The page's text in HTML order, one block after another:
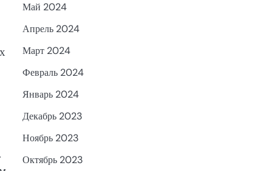
Май 2024
Апрель 2024
Март 2024
Февраль 2024
Январь 2024
Декабрь 2023
Ноябрь 2023
Октябрь 2023